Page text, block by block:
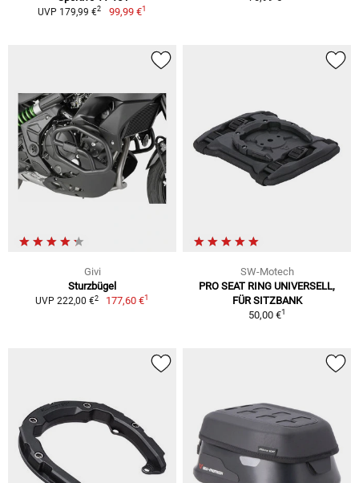
UVP 179,99 €2 99,99 €1
Givi
Sturzbügel
UVP 222,00 €2 177,60 €1
SW-Motech
PRO SEAT RING UNIVERSELL,
FÜR SITZBANK
50,00 €1